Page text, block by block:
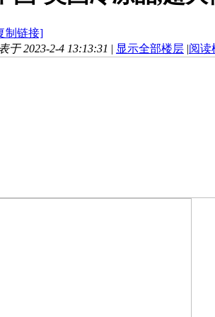
制链接]
于 2023-2-4 13:13:31 | 显示全部楼层 |阅读